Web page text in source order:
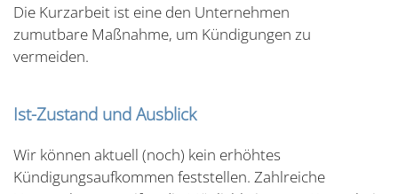
Die Kurzarbeit ist eine den Unternehmen
zumutbare Maßnahme, um Kündigungen zu
vermeiden.
Ist-Zustand und Ausblick
Wir können aktuell (noch) kein erhöhtes
Kündigungsaufkommen feststellen. Zahlreiche